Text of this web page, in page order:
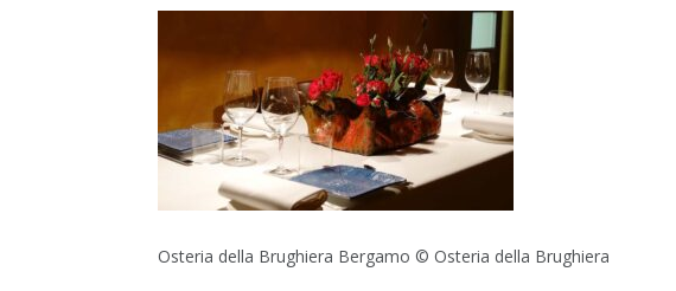
Osteria della Brughiera Bergamo © Osteria della Brughiera